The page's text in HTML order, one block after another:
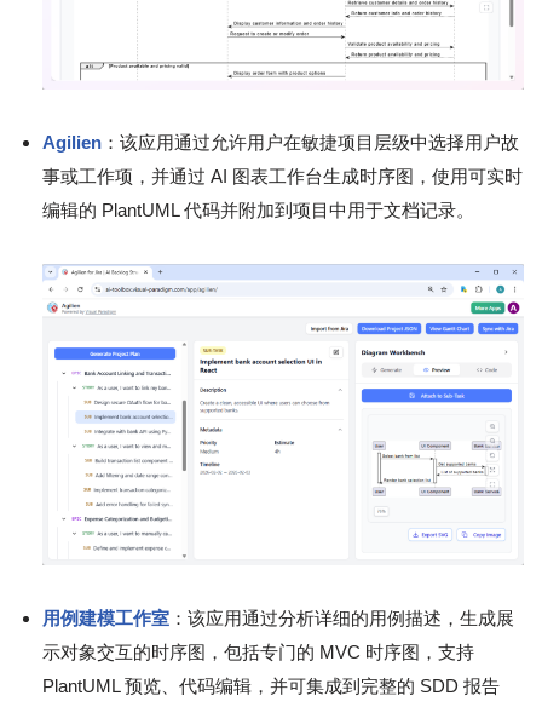
Agilien ：该应用通过允许用户在敏捷项目层级中选择用户故
事或工作项，并通过 AI 图表工作台生成时序图，使用可实时
编辑的 PlantUML 代码并附加到项目中用于文档记录。
用例建模工作室 ：该应用通过分析详细的用例描述，生成展
示对象交互的时序图，包括专门的 MVC 时序图，支持
PlantUML 预览、代码编辑，并可集成到完整的 SDD 报告